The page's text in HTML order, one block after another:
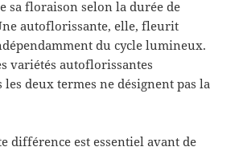
sa floraison selon la durée de
autoflorissante, elle, fleurit
du cycle lumineux.
variétés autoflorissantes
les deux termes ne désignent pas la
différence est essentiel avant de